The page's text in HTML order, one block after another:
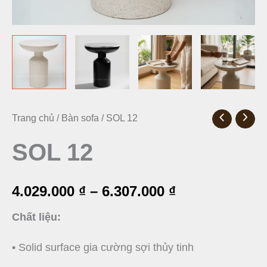
Trang chủ / Bàn sofa / SOL 12
SOL 12
4.029.000 ₫ – 6.307.000 ₫
Khoảng
6.307.000 ₫
Chất liệu:
• Solid surface gia cường sợi thủy tinh
SOL
số